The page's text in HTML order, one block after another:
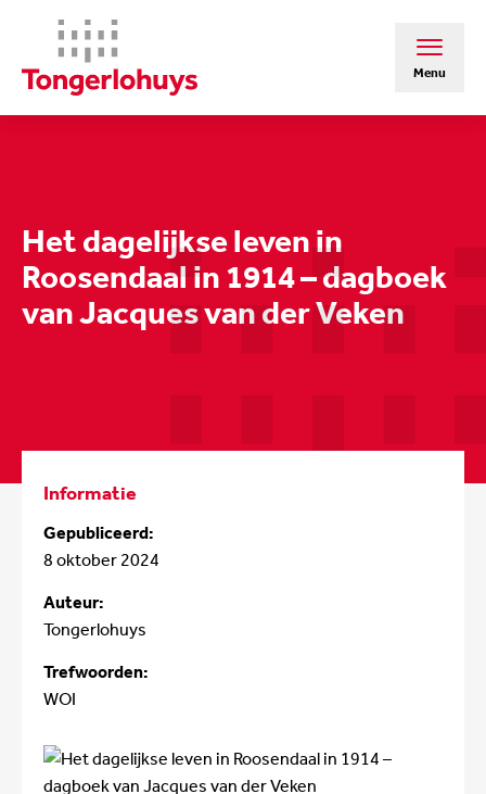
Menu
Het dagelijkse leven in
Roosendaal in 1914 – dagboek
van Jacques van der Veken
Informatie
Gepubliceerd:
8 oktober 2024
Auteur:
Tongerlohuys
Trefwoorden:
WOI